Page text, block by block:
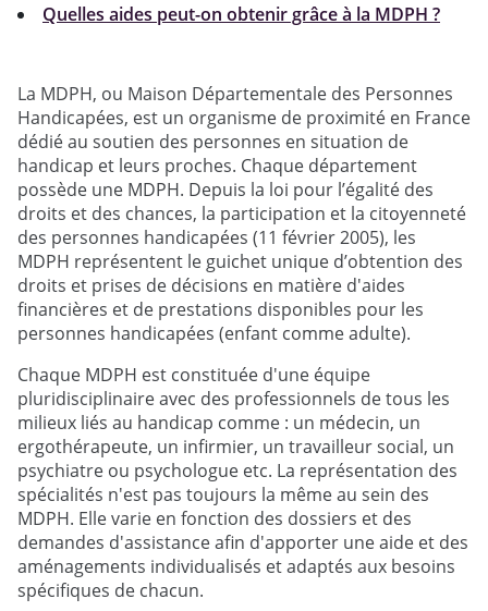
Quelles aides peut-on obtenir grâce à la MDPH ?
La MDPH, ou Maison Départementale des Personnes
Handicapées, est un organisme de proximité en France
dédié au soutien des personnes en situation de
handicap et leurs proches. Chaque département
possède une MDPH. Depuis la loi pour l’égalité des
droits et des chances, la participation et la citoyenneté
des personnes handicapées (11 février 2005), les
MDPH représentent le guichet unique d’obtention des
droits et prises de décisions en matière d'aides
financières et de prestations disponibles pour les
personnes handicapées (enfant comme adulte).
Chaque MDPH est constituée d'une équipe
pluridisciplinaire avec des professionnels de tous les
milieux liés au handicap comme : un médecin, un
ergothérapeute, un infirmier, un travailleur social, un
psychiatre ou psychologue etc. La représentation des
spécialités n'est pas toujours la même au sein des
MDPH. Elle varie en fonction des dossiers et des
demandes d'assistance afin d'apporter une aide et des
aménagements individualisés et adaptés aux besoins
spécifiques de chacun.